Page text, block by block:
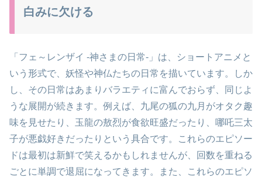
白みに欠ける
「フェ～レンザイ -神さまの日常-」は、ショートアニメと
いう形式で、妖怪や神仏たちの日常を描いています。しか
し、その日常はあまりバラエティに富んでおらず、同じよ
うな展開が続きます。例えば、九尾の狐の九月がオタク趣
味を見せたり、玉龍の敖烈が食欲旺盛だったり、哪吒三太
子が悪戯好きだったりという具合です。これらのエピソー
ドは最初は新鮮で笑えるかもしれませんが、回数を重ねる
ごとに単調で退屈になってきます。また、これらのエピソ